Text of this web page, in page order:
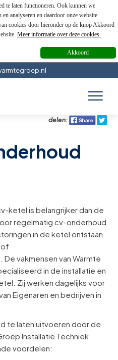
te laten functioneren. Ook kunnen we
analyseren en daardoor onze website
cookies door hieronder op de knop Akkoord
Meer informatie over deze cookies.
Akkoord
delen:
ketel is belangrijker dan de
regelmatig cv-onderhoud
in de ketel ontstaan
of
vakmensen van Warmte
in de installatie en
Zij werken dagelijks voor
Eigenaren en bedrijven in
te laten uitvoeren door de
Installatie Techniek
voordelen: